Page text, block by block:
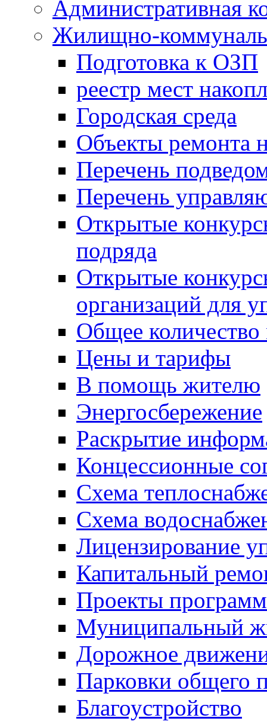
Административная
Жилищно-
Подготовка к ОЗП
реестр мест
Городская среда
Объекты ремонта
Перечень
Перечень
Открытые
подряда
Открытые
организаций для
Общее
Цены и тарифы
В помощь жителю
Энергосбережение
Раскрытие
Концессионные
Схема
Схема
Лицензирование
Капитальный
Проекты программ
Муниципальный
Дорожное
Парковки общего
Благоустройство